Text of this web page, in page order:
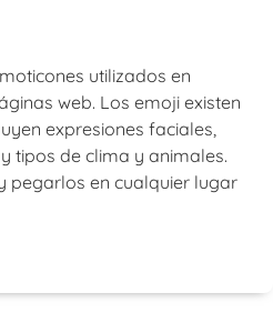
utilizados en
web. Los emoji existen
expresiones faciales,
tipos de clima y animales.
pegarlos en cualquier lugar